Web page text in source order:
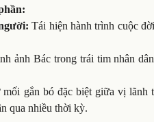
Tái hiện hành trình cuộc
ảnh Bác trong trái tim nhân
gắn bó đặc biệt giữa vị lãnh
qua nhiều thời kỳ.